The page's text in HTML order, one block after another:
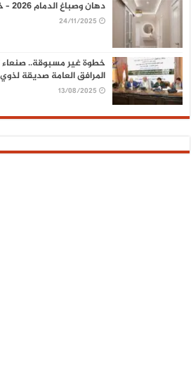
دهان وصباغ الدمام 2026 – خبراء ديكورات وأصباغ الشرقية
24/11/2025
خطوة غير مسبوقة..
المرافق العامة صديقة لذوي
13/08/2025